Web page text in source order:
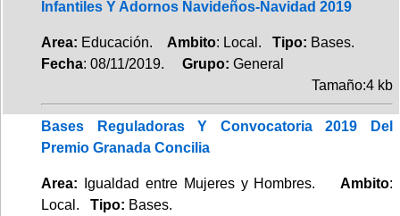
Infantiles Y Adornos Navideños-Navidad 2019
Area: Educación. Ambito: Local. Tipo: Bases.
Fecha: 08/11/2019. Grupo: General
Tamaño:4 kb
Bases Reguladoras Y Convocatoria 2019 Del
Premio Granada Concilia
Area: Igualdad entre Mujeres y Hombres. Ambito:
Local. Tipo: Bases.